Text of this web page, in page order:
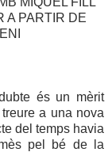
A PARTIR DE
és un mèrit
a una nova
del temps havia
pel bé de la